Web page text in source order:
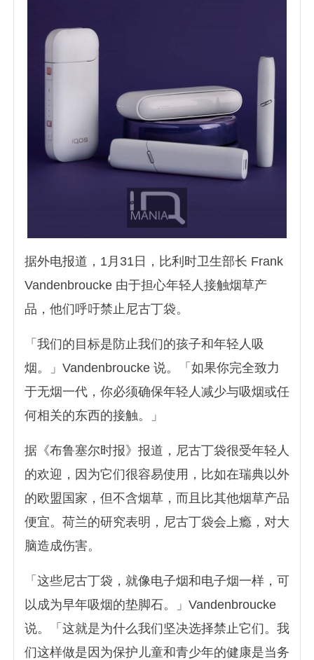
据外电报道，1月31日，比利时卫生部长 Frank
Vandenbroucke 由于担心年轻人接触烟草产
品，他们呼吁禁止尼古丁袋。
「我们的目标是防止我们的孩子和年轻人吸
烟。」Vandenbroucke 说。「如果你完全致力
于无烟一代，你必须确保年轻人减少与吸烟或任
何相关的东西的接触。」
据《布鲁塞尔时报》报道，尼古丁袋很受年轻人
的欢迎，因为它们很容易使用，比如在瑞典以外
的欧盟国家，但不含烟草，而且比其他烟草产品
便宜。荷兰的研究表明，尼古丁袋会上瘾，对大
脑造成伤害。
「这些尼古丁袋，就像电子烟和电子烟一样，可
以成为早年吸烟的垫脚石。」Vandenbroucke
说。「这就是为什么我们坚决选择禁止它们。我
们这样做是因为保护儿童和青少年的健康是当务